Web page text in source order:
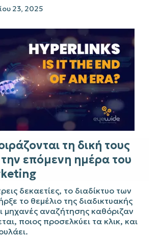
23, 2025
τη δική τους
την επόμενη ημέρα του
δεκαετίες, το διαδίκτυο των
το θεμέλιο της διαδικτυακής
μηχανές αναζήτησης καθόριζαν
ποιος προσελκύει τα κλικ, και